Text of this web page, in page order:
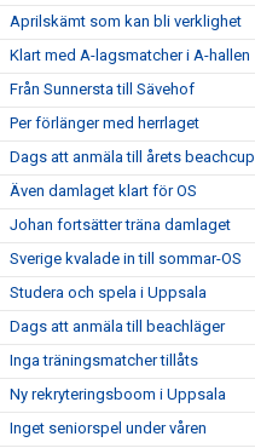
Aprilskämt som kan bli verklighet
Klart med A-lagsmatcher i A-hallen
Från Sunnersta till Sävehof
Per förlänger med herrlaget
Dags att anmäla till årets beachcup
Även damlaget klart för OS
Johan fortsätter träna damlaget
Sverige kvalade in till sommar-OS
Studera och spela i Uppsala
Dags att anmäla till beachläger
Inga träningsmatcher tillåts
Ny rekryteringsboom i Uppsala
Inget seniorspel under våren